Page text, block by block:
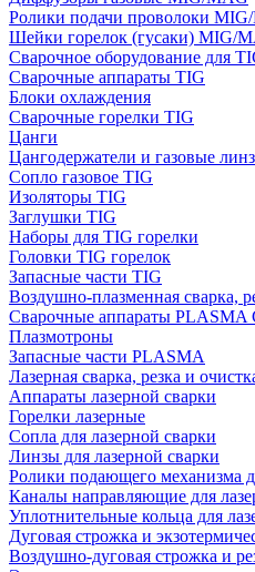
Ролики подачи проволоки
Шейки горелок (гусаки) MIG/
Сварочное оборудование для
Сварочные аппараты TIG
Блоки охлаждения
Сварочные горелки TIG
Цанги
Цангодержатели и газовые
Сопло газовое TIG
Изоляторы TIG
Заглушки TIG
Наборы для TIG горелки
Головки TIG горелок
Запасные части TIG
Воздушно-плазменная сварка,
Сварочные аппараты PLASMA
Плазмотроны
Запасные части PLASMA
Лазерная сварка, резка и
Аппараты лазерной сварки
Горелки лазерные
Сопла для лазерной сварки
Линзы для лазерной сварки
Ролики подающего механизма
Каналы направляющие для
Уплотнительные кольца для
Дуговая строжка и
Воздушно-дуговая строжка и